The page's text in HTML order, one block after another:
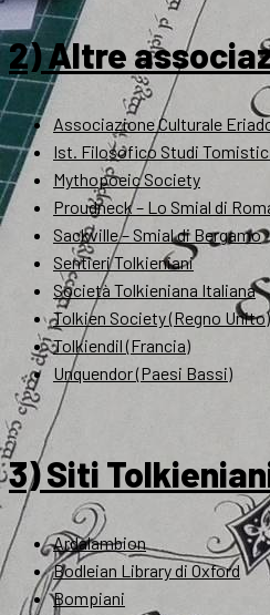
2) Altre
Associazione Culturale
Ist. Filosofico Studi
Mythopoeic Society
Proudneck – Lo Smial di
Sackville – Smial di Bergamo
Sentieri Tolkieniani
Società Tolkieniana Italiana
Tolkien Society (Regno Unito)
Tolkiendil (Francia)
Unquendor (Paesi Bassi)
3) Siti
Ardalambion
Bodleian Library di Oxford
Bompiani